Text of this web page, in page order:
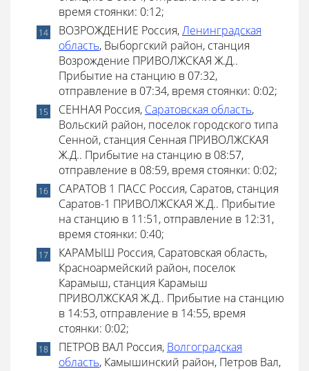
время стоянки: 0:12;
ВОЗРОЖДЕНИЕ Россия,Ленинградская
область, Выборгский район, станция
Возрождение ПРИВОЛЖСКАЯ Ж.Д..
Прибытие на станцию в 07:32,
отправление в 07:34, время стоянки: 0:02;
СЕННАЯ Россия, Саратовская область,
Вольский район, поселок городского типа
Сенной, станция Сенная ПРИВОЛЖСКАЯ
Ж.Д.. Прибытие на станцию в 08:57,
отправление в 08:59, время стоянки: 0:02;
САРАТОВ 1 ПАСС Россия, Саратов, станция
Саратов-1 ПРИВОЛЖСКАЯ Ж.Д.. Прибытие
на станцию в 11:51, отправление в 12:31,
время стоянки: 0:40;
КАРАМЫШ Россия, Саратовская область,
Красноармейский район, поселок
Карамыш, станция Карамыш
ПРИВОЛЖСКАЯ Ж.Д.. Прибытие на станцию
в 14:53, отправление в 14:55, время
стоянки: 0:02;
ПЕТРОВ ВАЛ Россия, Волгоградская
область, Камышинский район, Петров Вал,